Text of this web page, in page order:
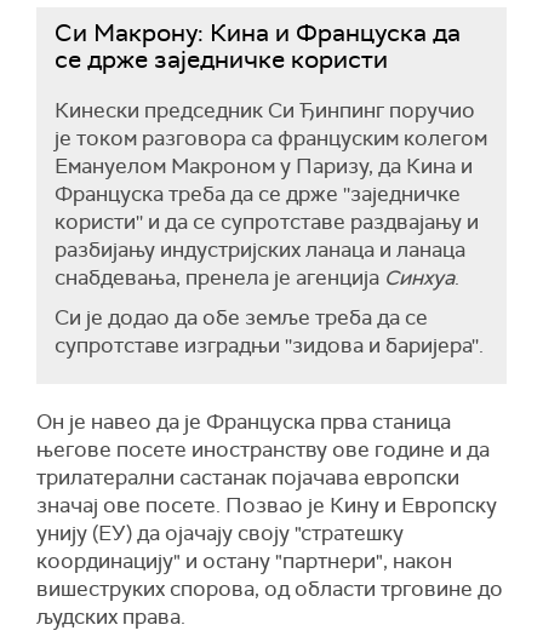
Си Макрону: Кина и Француска да
се држе заједничке користи
Кинески председник Си Ђинпинг поручио
је током разговора са француским колегом
Емануелом Макроном у Паризу, да Кина и
Француска треба да се држе ''заједничке
користи'' и да се супротставе раздвајању и
разбијању индустријских ланаца и ланаца
снабдевања, пренела је агенција Синхуа.
Си је додао да обе земље треба да се
супротставе изградњи ''зидова и баријера''.
Он је навео да је Француска прва станица
његове посете иностранству ове године и да
трилатерални састанак појачава европски
значај ове посете. Позвао је Кину и Европску
унију (ЕУ) да ојачају своју "стратешку
координацију" и остану "партнери", након
вишеструких спорова, од области трговине до
људских права.